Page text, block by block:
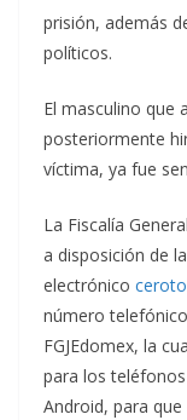
prisión, además
políticos.
El masculino que
posteriormente
víctima, ya fue
La Fiscalía
a disposición de
electrónico
número
FGJEdomex, la
para los
Android, para